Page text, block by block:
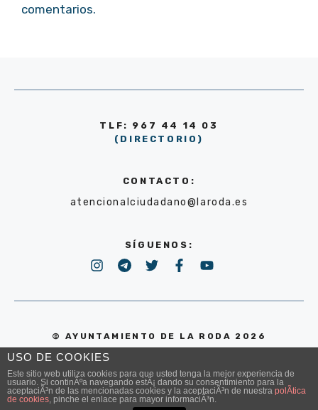
comentarios.
TLF: 967 44 14 03
(DIRECTORIO)
CONTACTO:
atencionalciudadano@laroda.es
SÍGUENOS:
© AYUNTAMIENTO DE LA RODA 2026
POLÍTICA DE PRIVACIDAD
USO DE COOKIES
Este sitio web utiliza cookies para que usted tenga la mejor experiencia de
usuario. Si continÃºa navegando estÃ¡ dando su consentimiento para la
aceptaciÃ³n de las mencionadas cookies y la aceptaciÃ³n de nuestra polÃ­tica
de cookies, pinche el enlace para mayor informaciÃ³n.